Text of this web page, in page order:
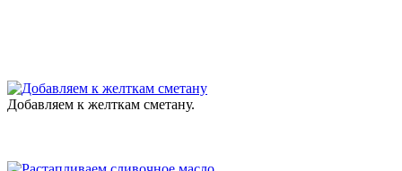
Добавляем к желткам сметану.